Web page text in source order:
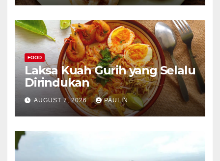
FOOD
Laksa Kuah Gurih yang Selalu
Dirindukan
AUGUST 7, 2026 PAULIN